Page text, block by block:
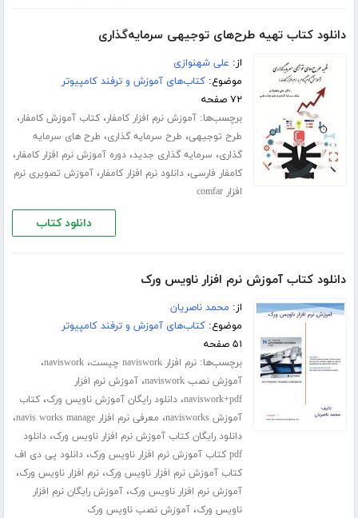
دانلود کتاب تهیه طرح‌های توجیهی سرمایه‌گذاری
از: علی شهنوازی
موضوع:کتاب‌های آموزش و ترفند کامپیوتر
۷۲ صفحه
برچسب‌ها:آموزش نرم افزار کامفار،کتاب آموزش کامفار،
طرح توجیهی، طرح سرمایه گذاری، طرح های سرمایه
گذاری، سرمایه گذاری جدید،دوره آموزش نرم افزار کامفار،
کامفار فارسی،دانلود نرم افزار کامفار،آموزش تصویری نرم
افزار comfar
دانلود کتاب
دانلود کتاب آموزش نرم افزار ناویس ورک
از: محمد ناصریان
موضوع:کتاب‌های آموزش و ترفند کامپیوتر
۵۱ صفحه
برچسب‌ها:نرم افزار naviswork چیست ،naviswork،
آموزش نصب naviswork ،آموزش نرم افزار
naviswork+pdf،دانلود رایگان آموزش ناویس ورک،کتاب
آموزش navisworks
، معرفی نرم افزار navis works manage ،
دانلود رایگان کتاب آموزش نرم افزار ناویس ورک،دانلود
pdf کتاب آموزش نرم افزار ناویس ورک
،دانلود پی دی اف
کتاب آموزش نرم افزار ناویس ورک،نرم افزار ناویس ورک،
آموزش نرم افزار ناویس ورک،آموزش رایگان نرم افزار
ناویس ورک،آموزش نصب ناویس ورک